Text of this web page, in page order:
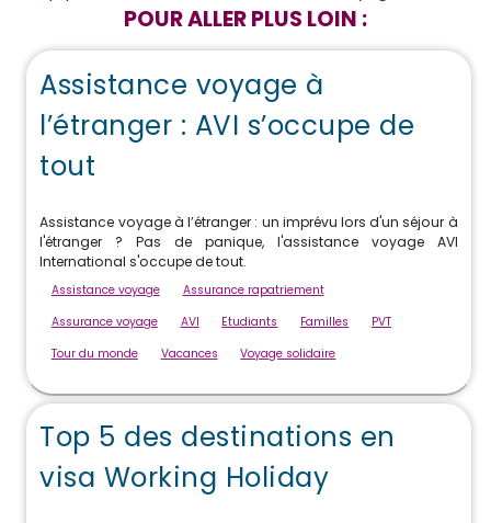
POUR ALLER PLUS LOIN :
Assistance voyage à
l’étranger : AVI s’occupe de
tout
Assistance voyage à l’étranger : un imprévu lors d'un séjour à
l'étranger ? Pas de panique, l'assistance voyage AVI
International s'occupe de tout.
Assistance voyage
Assurance rapatriement
Assurance voyage
AVI Etudiants Familles
PVT
Tour du monde
Vacances Voyage solidaire
Top 5 des destinations en
visa Working Holiday